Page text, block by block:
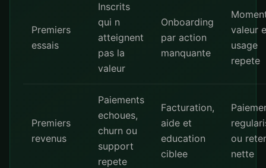
Premiers
essais
Inscrits
qui n
atteignent
pas la
valeur
Onboarding
par action
manquante
valeur
usage
repete
Premiers
revenus
Paiements
echoues,
churn ou
support
repete
Facturation,
aide et
education
ciblee
ou
nette